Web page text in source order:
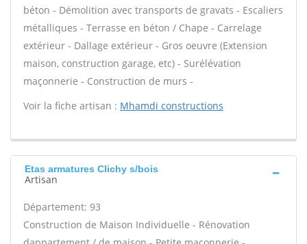
béton - Démolition avec transports de gravats - Escaliers
métalliques - Terrasse en béton / Chape - Carrelage
extérieur - Dallage extérieur - Gros oeuvre (Extension
maison, construction garage, etc) - Surélévation
maçonnerie - Construction de murs -
Voir la fiche artisan : Mhamdi constructions
Etas armatures Clichy s/bois
Artisan
Département: 93
Construction de Maison Individuelle - Rénovation